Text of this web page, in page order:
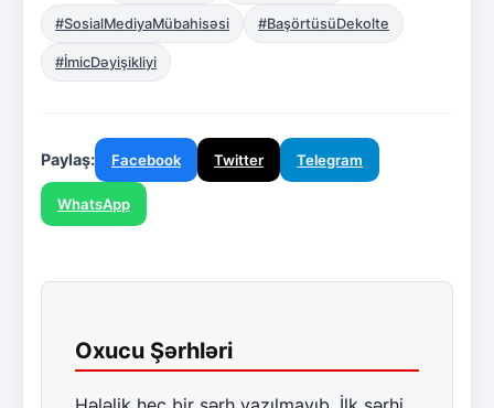
#SosialMediyaMübahisəsi #BaşörtüsüDekolte
#İmicDəyişikliyi
Paylaş: Facebook Twitter Telegram
WhatsApp
Oxucu Şərhləri